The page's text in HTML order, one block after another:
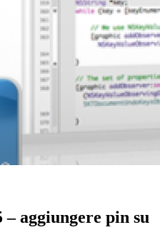
– aggiungere pin su